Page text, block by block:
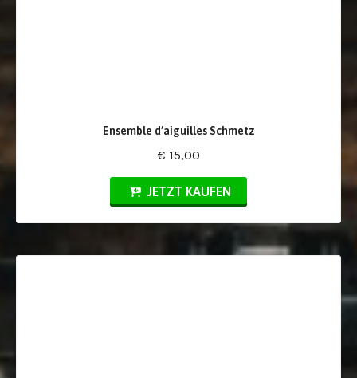
Ensemble d’aiguilles Schmetz
€ 15,00
JETZT KAUFEN